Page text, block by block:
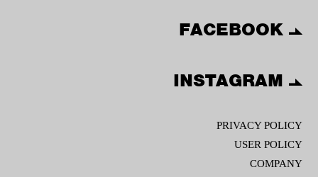
FACEBOOK
INSTAGRAM
PRIVACY POLICY
USER POLICY
COMPANY